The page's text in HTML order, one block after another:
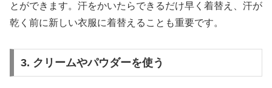
とができます。汗をかいたらできるだけ早く着替え、汗が
乾く前に新しい衣服に着替えることも重要です。
3. クリームやパウダーを使う